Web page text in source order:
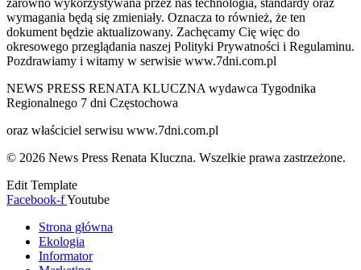
zarówno wykorzystywana przez nas technologia, standardy oraz
wymagania będą się zmieniały. Oznacza to również, że ten
dokument będzie aktualizowany. Zachęcamy Cię więc do
okresowego przeglądania naszej Polityki Prywatności i Regulaminu.
Pozdrawiamy i witamy w serwisie www.7dni.com.pl
NEWS PRESS RENATA KLUCZNA wydawca Tygodnika
Regionalnego 7 dni Częstochowa
oraz właściciel serwisu www.7dni.com.pl
© 2026 News Press Renata Kluczna. Wszelkie prawa zastrzeżone.
Edit Template
Facebook-fYoutube
Strona główna
Ekologia
Informator